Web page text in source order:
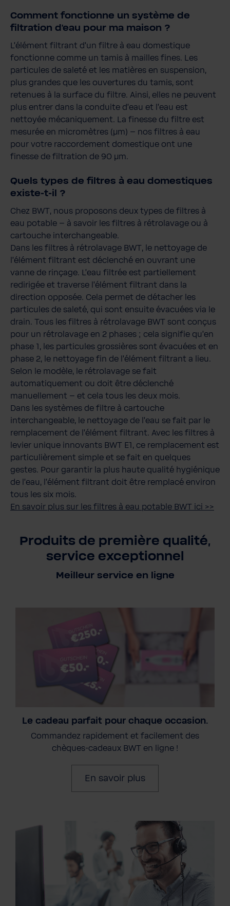
Comment fonctionne un système de
filtration d'eau pour ma maison ?
L'élément filtrant d'un filtre à eau domestique
fonctionne comme un tamis à mailles fines. Les
particules de saleté et les matières en suspension,
plus grandes que les ouvertures du tamis, sont
retenues à la surface du filtre. Ainsi, elles ne peuvent
plus entrer dans la conduite d'eau et l'eau est
nettoyée mécaniquement. La finesse du filtre est
mesurée en micromètres (μm) – nos filtres à eau
pour votre raccordement domestique ont une
finesse de filtration de 90 μm.
Quels types de filtres à eau domestiques
existe-t-il ?
Chez BWT, nous proposons deux types de filtres à
eau potable – à savoir les filtres à rétrolavage ou à
cartouche interchangeable.
Dans les filtres à rétrolavage BWT, le nettoyage de
l'élément filtrant est déclenché en ouvrant une
vanne de rinçage. L'eau filtrée est partiellement
redirigée et traverse l'élément filtrant dans la
direction opposée. Cela permet de détacher les
particules de saleté, qui sont ensuite évacuées via le
drain. Tous les filtres à rétrolavage BWT sont conçus
pour un rétrolavage en 2 phases ; cela signifie qu'en
phase 1, les particules grossières sont évacuées et en
phase 2, le nettoyage fin de l'élément filtrant a lieu.
Selon le modèle, le rétrolavage se fait
automatiquement ou doit être déclenché
manuellement – et cela tous les deux mois.
Dans les systèmes de filtre à cartouche
interchangeable, le nettoyage de l'eau se fait par le
remplacement de l'élément filtrant. Avec les filtres à
levier unique innovants BWT E1, ce remplacement est
particulièrement simple et se fait en quelques
gestes. Pour garantir la plus haute qualité hygiénique
de l'eau, l'élément filtrant doit être remplacé environ
tous les six mois.
En savoir plus sur les filtres à eau potable BWT ici >>
Produits de première qualité,
service exceptionnel
Meilleur service en ligne
Le cadeau parfait pour chaque occasion.
Commandez rapidement et facilement des
chèques-cadeaux BWT en ligne !
En savoir plus